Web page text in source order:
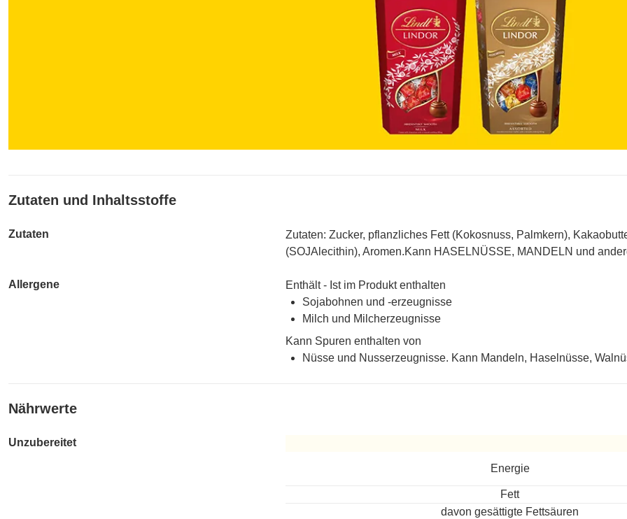
Zutaten und Inhaltsstoffe
Zutaten
Zutaten: Zucker, pflanzliches Fett (Kokosnuss, Palmkern),
(SOJAlecithin), Aromen.Kann HASELNÜSSE, MANDELN und
Allergene
Enthält - Ist im Produkt enthalten
Sojabohnen und -erzeugnisse
Milch und Milcherzeugnisse
Kann Spuren enthalten von
Nüsse und Nusserzeugnisse. Kann Mandeln, Haselnüsse,
Nährwerte
Unzubereitet
Energie
Fett
davon gesättigte Fettsäuren